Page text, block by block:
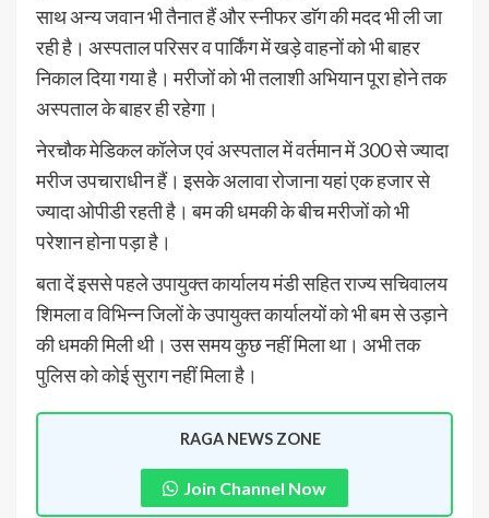
साथ अन्य जवान भी तैनात हैं और स्नीफर डाॅग की मदद भी ली जा
रही है। अस्पताल परिसर व पार्किंग में खड़े वाहनों को भी बाहर
निकाल दिया गया है। मरीजों को भी तलाशी अभियान पूरा होने तक
अस्पताल के बाहर ही रहेगा।
नेरचौक मेडिकल कॉलेज एवं अस्पताल में वर्तमान में 300 से ज्यादा
मरीज उपचाराधीन हैं। इसके अलावा रोजाना यहां एक हजार से
ज्यादा ओपीडी रहती है। बम की धमकी के बीच मरीजों को भी
परेशान होना पड़ा है।
बता दें इससे पहले उपायुक्त कार्यालय मंडी सहित राज्य सचिवालय
शिमला व विभिन्न जिलों के उपायुक्त कार्यालयों को भी बम से उड़ाने
की धमकी मिली थी। उस समय कुछ नहीं मिला था। अभी तक
पुलिस को कोई सुराग नहीं मिला है।
RAGA NEWS ZONE
Join Channel Now